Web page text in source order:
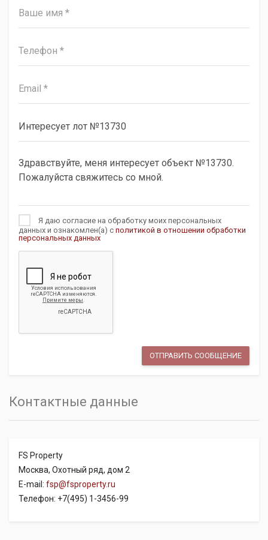
Я даю согласие на обработку моих персональных
данных и ознакомлен(а) с политикой в отношении обработки
персональных данных
Контактные данные
FS Property
Москва, Охотный ряд, дом 2
E-mail: fsp@fsproperty.ru
Телефон: +7(495) 1-3456-99